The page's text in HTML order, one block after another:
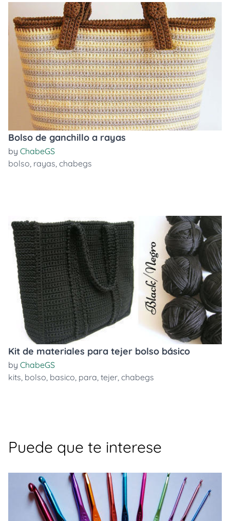
Bolso de ganchillo a rayas
by ChabeGS
bolso, rayas, chabegs
Kit de materiales para tejer bolso básico
by ChabeGS
kits, bolso, basico, para, tejer, chabegs
Puede que te interese